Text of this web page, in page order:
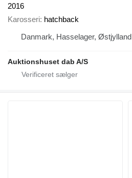
2016
Karosseri hatchback
Danmark, Hasselager, Østjylland
Auktionshuset dab A/S